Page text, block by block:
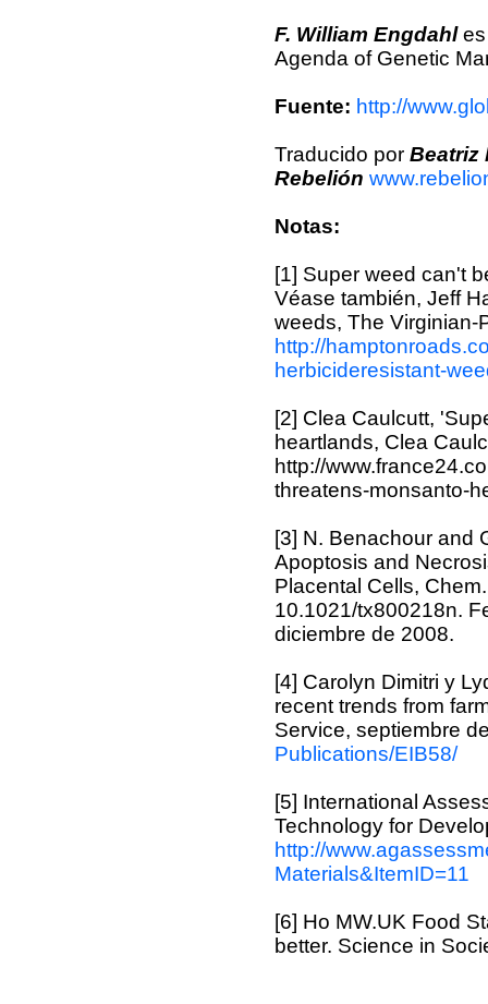
F. William Engdahles
Agenda of Genetic
Fuente: http://
Traducido por Beatriz
Rebelión
Notas:
[1] Super weed can't
Véase también, Jeff
weeds, The Virginian-
http://
herbicideresistant-
[2] Clea Caulcutt,
heartlands, Clea
http://
threatens-monsanto-
[3] N. Benachour and
Apoptosis and
Placental Cells,
10.1021/tx800218n.
diciembre de 2008.
[4] Carolyn Dimitri y
recent trends from
Service, septiembre
Publications/EIB58/
[5] International
Technology for
http://
Materials&ItemID=11
[6] Ho MW.UK Food
better. Science in